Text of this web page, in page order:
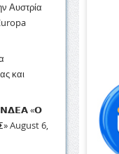
Αυστρία
και
«𝝤
August 6,